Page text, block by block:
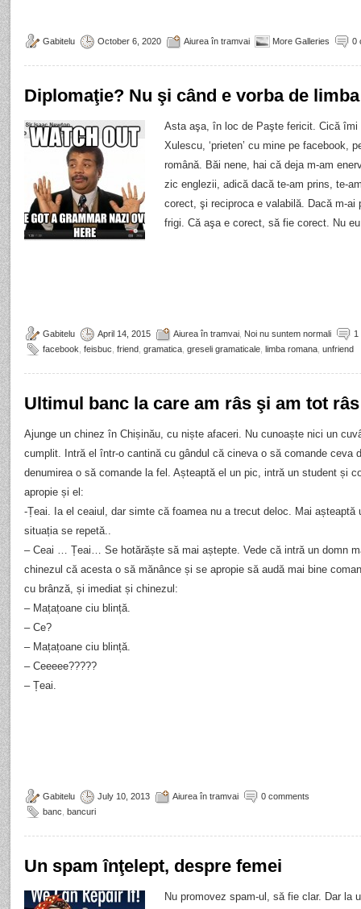
Gabitelu October 6, 2020 Aiurea în tramvai More Galleries 0
Diplomaţie? Nu şi când e vorba de
Asta aşa, în loc de Paşte fericit. Cică îmi
Xulescu, ‘prieten’ cu mine pe facebook,
română. Băi nene, hai că deja m-am
zic englezii, adică dacă te-am prins, te-
corect, şi reciproca e valabilă. Dacă m-
frigi. Că aşa e corect, să fie corect. Nu
Gabitelu April 14, 2015 Aiurea în tramvai Noi nu suntem normali
1
facebook feisbuc friend gramatica greseli gramaticale limba romana unfriend
Ultimul banc la care am râs şi am tot
Ajunge un chinez în Chișinău, cu niște afaceri. Nu cunoaște nici un
cumplit. Intră el într-o cantină cu gândul că cineva o să comande ceva
denumirea o să comande la fel. Așteaptă el un pic, intră un student și
apropie și el:
-Țeai. Ia el ceaiul, dar simte că foamea nu a trecut deloc. Mai așteaptă
situația se repetă..
– Ceai … Țeai… Se hotărăște să mai aștepte. Vede că intră un domn
chinezul că acesta o să mănânce și se apropie să audă mai bine
cu brânză, și imediat și chinezul:
– Mațațoane ciu blință.
– Ce?
– Mațațoane ciu blință.
– Ceeeee?????
– Țeai.
Gabitelu July 10, 2013 Aiurea în tramvai
0 comments
banc bancuri
Un spam înţelept, despre femei
Nu promovez spam-ul, să fie clar. Dar la